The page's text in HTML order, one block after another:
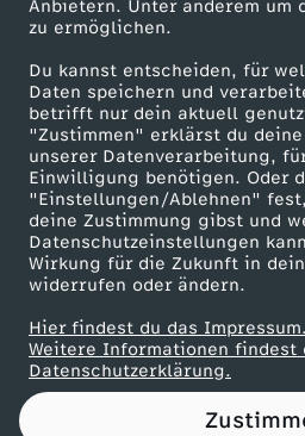
Anbietern. Unter anderem um
zu ermöglichen.
Du kannst entscheiden, für
Daten speichern und
betrifft nur dein aktuell
"Zustimmen" erklärst du deine
unserer Datenverarbeitung,
Einwilligung benötigen. Oder
"Einstellungen/Ablehnen"
deine Zustimmung gibst und
Datenschutzeinstellungen
Wirkung für die Zukunft in
widerrufen oder ändern.
Hier findest du das Impressum.
Weitere Informationen findest
Datenschutzerklärung.
n
s
t
:
"
D
e
Karriere
ZDF goes Schule
Werbefernsehen
Mainzelmännchen
Partner